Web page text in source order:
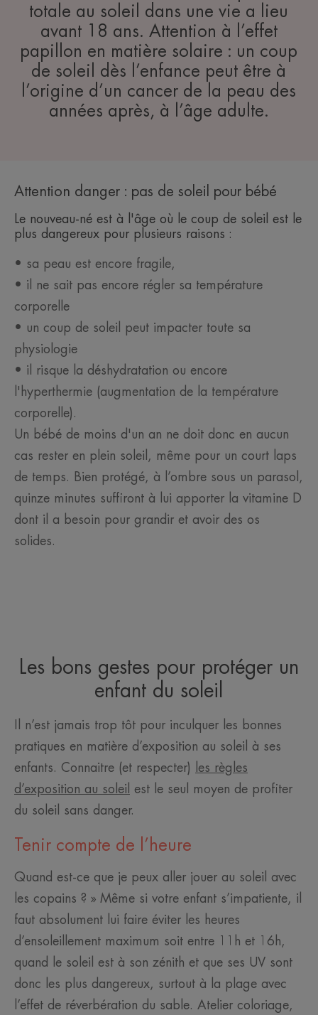
totale au soleil dans une vie a lieu
avant 18 ans. Attention à l’effet
papillon en matière solaire : un coup
de soleil dès l’enfance peut être à
l’origine d’un cancer de la peau des
années après, à l’âge adulte.
Attention danger : pas de soleil pour bébé
Le nouveau-né est à l'âge où le coup de soleil est le
plus dangereux pour plusieurs raisons :
• sa peau est encore fragile,
• il ne sait pas encore régler sa température
corporelle
• un coup de soleil peut impacter toute sa
physiologie
• il risque la déshydratation ou encore
l'hyperthermie (augmentation de la température
corporelle).
Un bébé de moins d'un an ne doit donc en aucun
cas rester en plein soleil, même pour un court laps
de temps. Bien protégé, à l’ombre sous un parasol,
quinze minutes suffiront à lui apporter la vitamine D
dont il a besoin pour grandir et avoir des os
solides.
Les bons gestes pour protéger un
enfant du soleil
Il n’est jamais trop tôt pour inculquer les bonnes
pratiques en matière d’exposition au soleil à ses
enfants. Connaitre (et respecter)
les règles
d’exposition au soleil
est le seul moyen de profiter
du soleil sans danger.
Tenir compte de l’heure
Quand est-ce que je peux aller jouer au soleil avec
les copains ? » Même si votre enfant s’impatiente, il
faut absolument lui faire éviter les heures
d’ensoleillement maximum soit entre 11h et 16h,
quand le soleil est à son zénith et que ses UV sont
donc les plus dangereux, surtout à la plage avec
l’effet de réverbération du sable. Atelier coloriage,